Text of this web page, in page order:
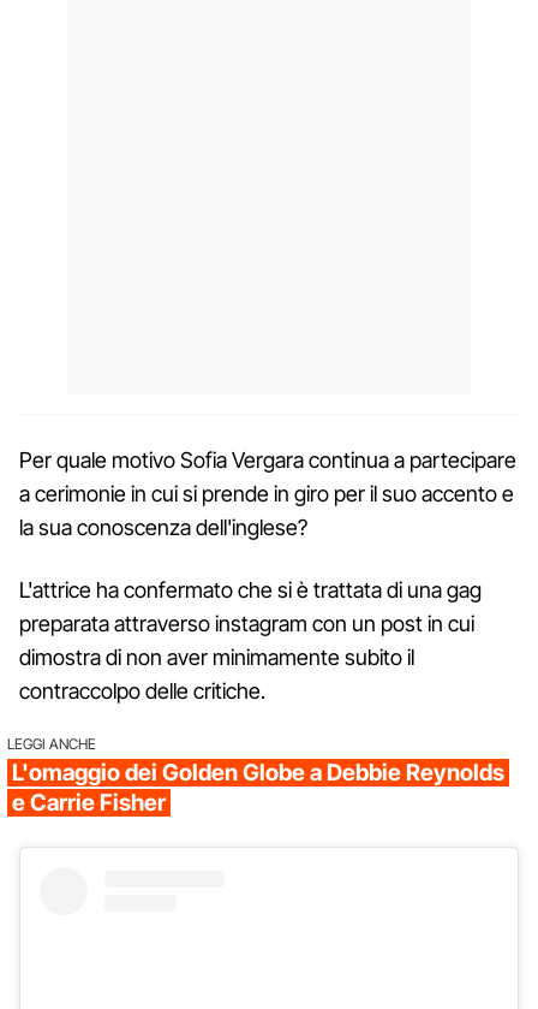
Per quale motivo Sofia Vergara continua a partecipare
a cerimonie in cui si prende in giro per il suo accento e
la sua conoscenza dell'inglese?
L'attrice ha confermato che si è trattata di una gag
preparata attraverso instagram con un post in cui
dimostra di non aver minimamente subito il
contraccolpo delle critiche.
LEGGI ANCHE
L'omaggio dei Golden Globe a Debbie Reynolds
e Carrie Fisher